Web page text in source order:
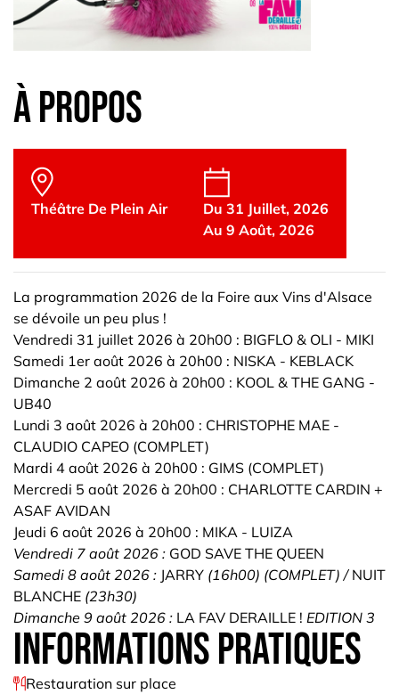
à propos
Théâtre De Plein Air
Du 31 Juillet, 2026
Au 9 Août, 2026
La programmation 2026 de la Foire aux Vins d'Alsace
se dévoile un peu plus !
Vendredi 31 juillet 2026 à 20h00 : BIGFLO & OLI - MIKI
Samedi 1er août 2026 à 20h00 : NISKA - KEBLACK
Dimanche 2 août 2026 à 20h00 : KOOL & THE GANG -
UB40
Lundi 3 août 2026 à 20h00 : CHRISTOPHE MAE -
CLAUDIO CAPEO (COMPLET)
Mardi 4 août 2026 à 20h00 : GIMS (COMPLET)
Mercredi 5 août 2026 à 20h00 : CHARLOTTE CARDIN +
ASAF AVIDAN
Jeudi 6 août 2026 à 20h00 : MIKA - LUIZA
Vendredi 7 août 2026 : GOD SAVE THE QUEEN
Samedi 8 août 2026 : JARRY (16h00) (COMPLET) / NUIT
BLANCHE (23h30)
Dimanche 9 août 2026 : LA FAV DERAILLE ! EDITION 3
informations pratiques
Restauration sur place